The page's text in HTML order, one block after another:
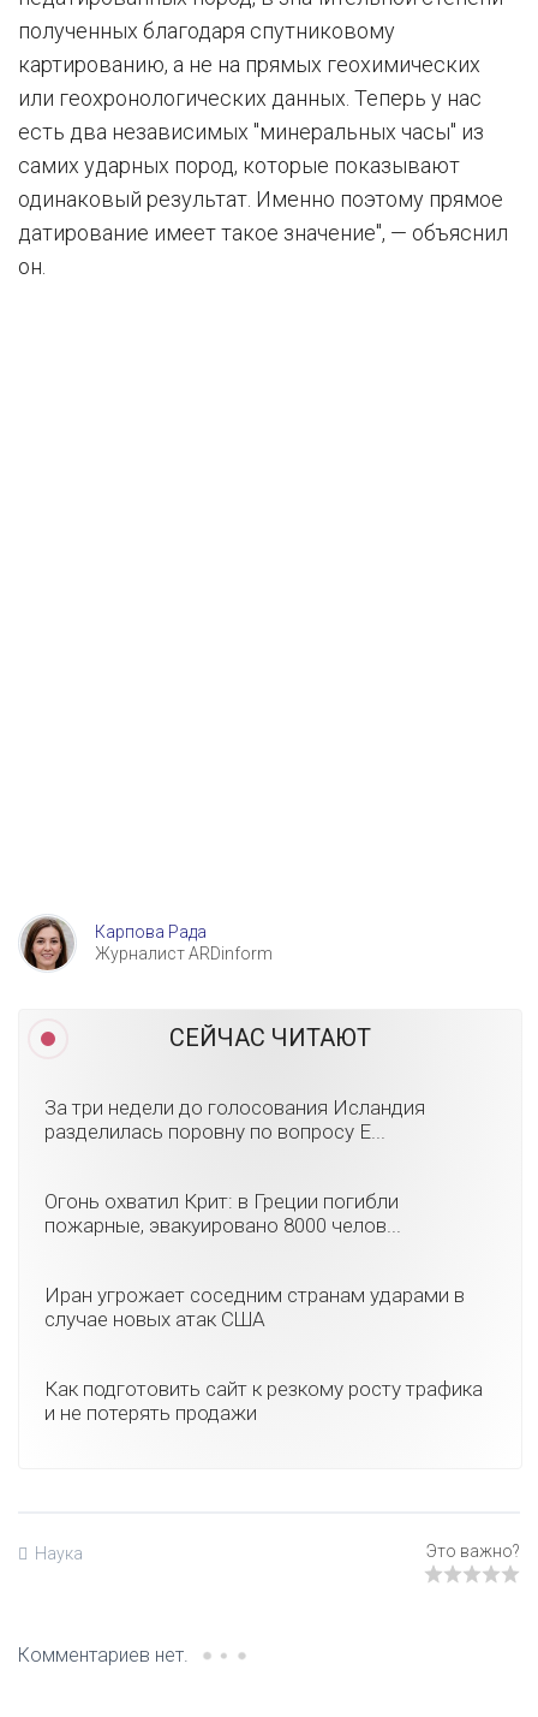
полученных благодаря спутниковому
картированию, а не на прямых геохимических
или геохронологических данных. Теперь у нас
есть два независимых "минеральных часы" из
самих ударных пород, которые показывают
одинаковый результат. Именно поэтому прямое
датирование имеет такое значение", — объяснил
он.
Карпова Рада
Журналист ARDinform
СЕЙЧАС ЧИТАЮТ
За три недели до голосования Исландия
разделилась поровну по вопросу Е...
Огонь охватил Крит: в Греции погибли
пожарные, эвакуировано 8000 челов...
Иран угрожает соседним странам ударами в
случае новых атак США
Как подготовить сайт к резкому росту трафика
и не потерять продажи
Наука
Комментариев нет.